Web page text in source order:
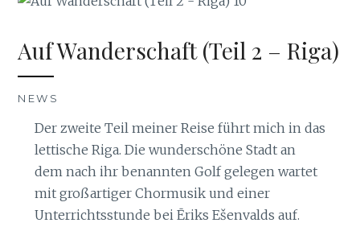
Auf Wanderschaft (Teil 2 – Riga)
NEWS
Der zweite Teil meiner Reise führt mich in das
lettische Riga. Die wunderschöne Stadt an
dem nach ihr benannten Golf gelegen wartet
mit großartiger Chormusik und einer
Unterrichtsstunde bei Ēriks Ešenvalds auf.